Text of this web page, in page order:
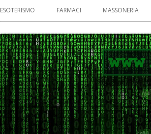
principale
ESOTERISMO FARMACI MASSONERIA